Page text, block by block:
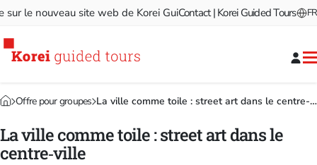
le nouveau site web de Korei Guided Tours! Bienvenue sur
Contact | Korei Guided Tours FR
Offre pour groupes La ville comme toile : street art dans le centre‑ville
La ville comme toile : street art dans le
centre‑ville